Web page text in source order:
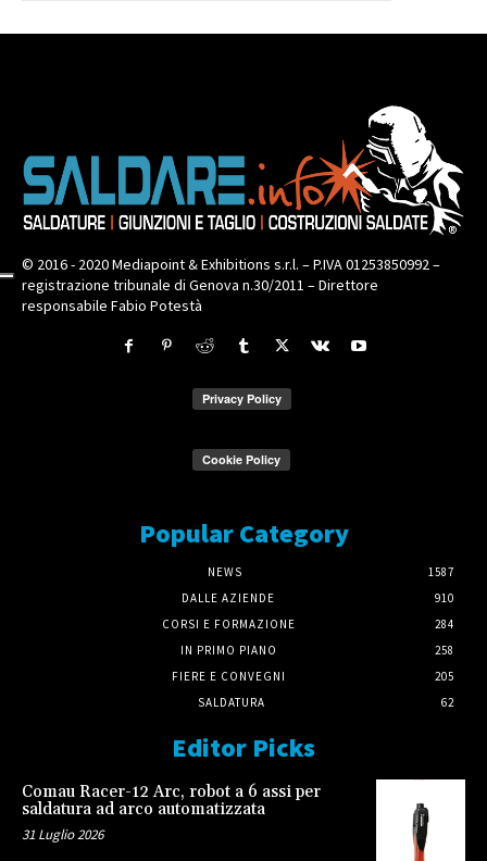
© 2016 - 2020 Mediapoint & Exhibitions s.r.l. – P.IVA 01253850992 –
registrazione tribunale di Genova n.30/2011 – Direttore
responsabile Fabio Potestà
Popular Category
NEWS
1587
DALLE AZIENDE
910
CORSI E FORMAZIONE
284
IN PRIMO PIANO
258
FIERE E CONVEGNI
205
SALDATURA
62
Editor Picks
Comau Racer-12 Arc, robot a 6 assi per
saldatura ad arco automatizzata
31 Luglio 2026